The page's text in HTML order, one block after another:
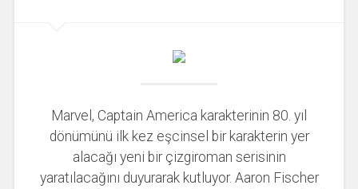
Marvel, Captain America karakterinin 80. yıl
dönümünü ilk kez eşcinsel bir karakterin yer
alacağı yeni bir çizgiroman serisinin
yaratılacağını duyurarak kutluyor. Aaron Fischer